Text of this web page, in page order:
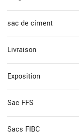
sac de ciment
Livraison
Exposition
Sac FFS
Sacs FIBC